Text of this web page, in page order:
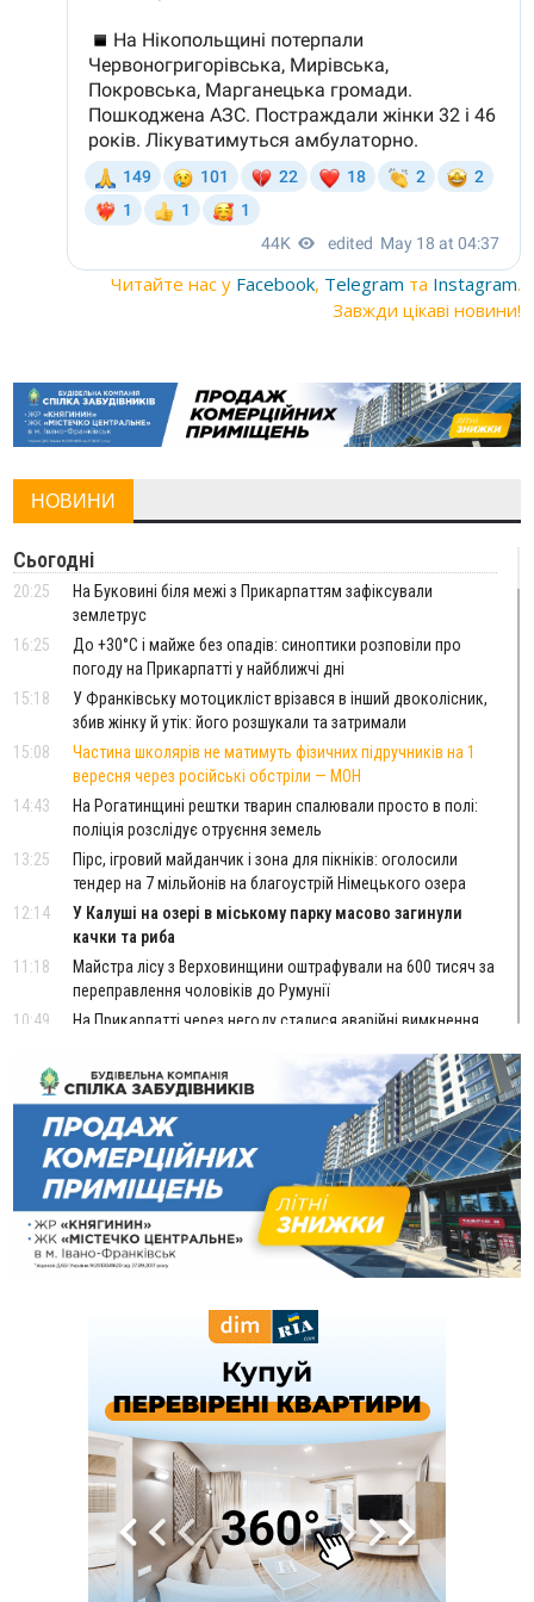
Читайте нас у Facebook, Telegram та Instagram.
Завжди цікаві новини!
НОВИНИ
Сьогодні
20:25
На Буковині біля межі з Прикарпаттям зафіксували
землетрус
16:25
До +30°C і майже без опадів: синоптики розповіли про
погоду на Прикарпатті у найближчі дні
15:18
У Франківську мотоцикліст врізався в інший двоколісник,
збив жінку й утік: його розшукали та затримали
15:08
Частина школярів не матимуть фізичних підручників на 1
вересня через російські обстріли — МОН
14:43
На Рогатинщині рештки тварин спалювали просто в полі:
поліція розслідує отруєння земель
13:25
Пірс, ігровий майданчик і зона для пікніків: оголосили
тендер на 7 мільйонів на благоустрій Німецького озера
12:14
У Калуші на озері в міському парку масово загинули
качки та риба
11:18
Майстра лісу з Верховинщини оштрафували на 600 тисяч за
переправлення чоловіків до Румунії
10:49
На Прикарпатті через негоду сталися аварійні вимкнення
10:43
За змову на тендері для Долинської лікарні двох
підприємців оштрафували на 272 тисячі гривень
10:09
Яремчанський суд виніс вирок чоловіку, який у Буковелі
вкрав із супермаркету пляшку віскі за 8,5 тисяч
09:53
В урочищі біля Галича археологи відкопали давньоруську
вагову гирку XII–XIII століть
09:39
У Франківську медики провели серію складних операцій
на аорті
У Богородчанах на "зебрі" водій Audi наїхав на
Загальна площа всіх книгарень України - трохи більше ніж 6
футбольних полів
На "зебрі" у Франківську два мотоциклісти збили жінку
Прикарпаття серед лідерів за будівництвом новобудов і
рекордсмен за зростанням цін на житло
Де безпечно купатися на Прикарпатті?
У Франківську дружина загиблого воїна створила
організацію «КОД 7'Я», аби підтримувати військових та їхні